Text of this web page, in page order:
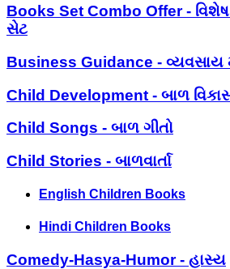
Books Set Combo Offer - વિશેષ
સેટ
Business Guidance - વ્યવસાય
Child Development - બાળ
Child Songs - બાળ ગીતો
Child Stories - બાળવાર્તા
English Children Books
Hindi Children Books
Comedy-Hasya-Humor - હાસ્ય